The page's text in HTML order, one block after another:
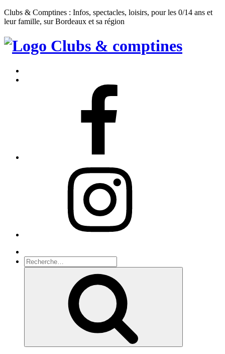
Clubs & Comptines : Infos, spectacles, loisirs, pour les 0/14 ans et
leur famille, sur Bordeaux et sa région
Clubs
Comptines
Recherche
pour